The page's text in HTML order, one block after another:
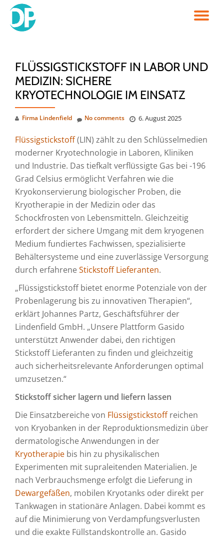
Skip
FLÜSSIGSTICKSTOFF IN LABOR UND
MEDIZIN: SICHERE
KRYOTECHNOLOGIE IM EINSATZ
Firma Lindenfield 6. August 2025
No comments
Flüssigstickstoff(LIN) zählt zu den Schlüsselmedien
moderner Kryotechnologie in Laboren, Kliniken
und Industrie. Das tiefkalt verflüssigte Gas bei -196
Grad Celsius ermöglicht Verfahren wie die
Kryokonservierung biologischer Proben, die
Kryotherapie in der Medizin oder das
Schockfrosten von Lebensmitteln. Gleichzeitig
erfordert der sichere Umgang mit dem kryogenen
Medium fundiertes Fachwissen, spezialisierte
Behältersysteme und eine zuverlässige Versorgung
durch erfahreneStickstoff Lieferanten.
„Flüssigstickstoff bietet enorme Potenziale von der
Probenlagerung bis zu innovativen Therapien“,
erklärt Johannes Partz, Geschäftsführer der
Lindenfield GmbH. „Unsere Plattform Gasido
unterstützt Anwender dabei, den richtigen
Stickstoff Lieferanten zu finden und gleichzeitig
auch sicherheitsrelevante Anforderungen optimal
umzusetzen.“
Stickstoff sicher lagern und liefern lassen
Die Einsatzbereiche von Flüssigstickstoffreichen
von Kryobanken in der Reproduktionsmedizin über
dermatologische Anwendungen in der
Kryotherapie bis hin zu physikalischen
Experimenten mit supraleitenden Materialien. Je
nach Verbrauchsmenge erfolgt die Lieferung in
Dewargefäßen, mobilen Kryotanks oder direkt per
Tankwagen in stationäre Anlagen. Dabei kommt es
auf die Minimierung von Verdampfungsverlusten
und die exakte Füllstandskontrolle an. Gasido